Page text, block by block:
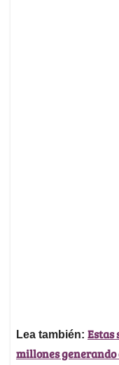
Lea también: Estas
millones generando